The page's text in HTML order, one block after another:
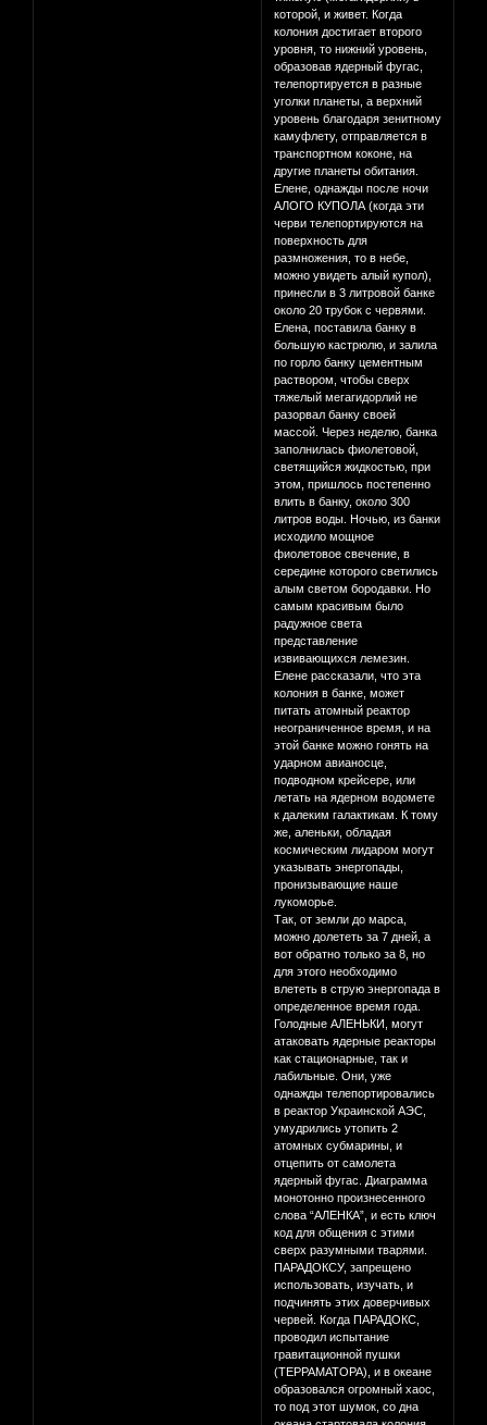
которой, и живет. Когда
колония достигает второго
уровня, то нижний уровень,
образовав ядерный фугас,
телепортируется в разные
уголки планеты, а верхний
уровень благодаря зенитному
камуфлету, отправляется в
транспортном коконе, на
другие планеты обитания.
Елене, однажды после ночи
АЛОГО КУПОЛА (когда эти
черви телепортируются на
поверхность для
размножения, то в небе,
можно увидеть алый купол),
принесли в 3 литровой банке
около 20 трубок с червями.
Елена, поставила банку в
большую кастрюлю, и залила
по горло банку цементным
раствором, чтобы сверх
тяжелый мегагидорлий не
разорвал банку своей
массой. Через неделю, банка
заполнилась фиолетовой,
светящийся жидкостью, при
этом, пришлось постепенно
влить в банку, около 300
литров воды. Ночью, из банки
исходило мощное
фиолетовое свечение, в
середине которого светились
алым светом бородавки. Но
самым красивым было
радужное света
представление
извивающихся лемезин.
Елене рассказали, что эта
колония в банке, может
питать атомный реактор
неограниченное время, и на
этой банке можно гонять на
ударном авианосце,
подводном крейсере, или
летать на ядерном водомете
к далеким галактикам. К тому
же, аленьки, обладая
космическим лидаром могут
указывать энергопады,
пронизывающие наше
лукоморье.
Так, от земли до марса,
можно долететь за 7 дней, а
вот обратно только за 8, но
для этого необходимо
влететь в струю энергопада в
определенное время года.
Голодные АЛЕНЬКИ, могут
атаковать ядерные реакторы
как стационарные, так и
лабильные. Они, уже
однажды телепортировались
в реактор Украинской АЭС,
умудрились утопить 2
атомных субмарины, и
отцепить от самолета
ядерный фугас. Диаграмма
монотонно произнесенного
слова “АЛЕНКА”, и есть ключ
код для общения с этими
сверх разумными тварями.
ПАРАДОКСУ, запрещено
использовать, изучать, и
подчинять этих доверчивых
червей. Когда ПАРАДОКС,
проводил испытание
гравитационной пушки
(ТЕРРАМАТОРА), и в океане
образовался огромный хаос,
то под этот шумок, со дна